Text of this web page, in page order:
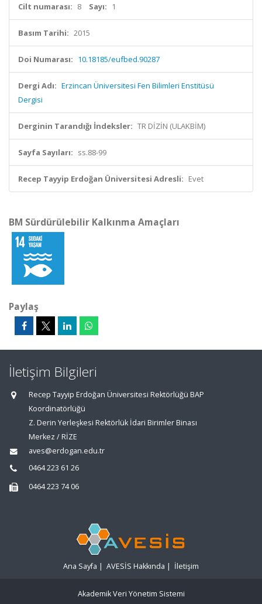
Cilt numarası: 8 Sayı: 1
Basım Tarihi: 2015
Doi Numarası: 10.18185/eufbed.90287
Dergi Adı: Erzincan Üniversitesi Fen Bilimleri Enstitüsü
Dergisi
Derginin Tarandığı İndeksler: TR DİZİN (ULAKBİM)
Sayfa Sayıları: ss.88-99
Recep Tayyip Erdoğan Üniversitesi Adresli: Evet
BM Sürdürülebilir Kalkınma Amaçları
Paylaş
İletişim Bilgileri
Recep Tayyip Erdoğan Üniversitesi Rektörlüğü BAP
Koordinatörlüğü
Z. Derin Yerleşkesi Rektörlük İdari Birimler Binası
Merkez / RİZE
aves@erdogan.edu.tr
0464 223 61 26
0464 223 74 06
Ana Sayfa | AVESİS Hakkında | İletişim
Akademik Veri Yönetim Sistemi